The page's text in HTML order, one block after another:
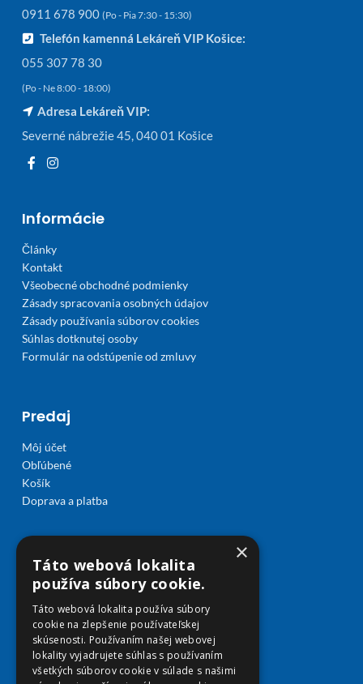
0911 678 900 (Po - Pia 7:30 - 15:30)
Telefón kamenná Lekáreň VIP Košice:
055 307 78 30
(Po - Ne 8:00 - 18:00)
Adresa Lekáreň VIP:
Severné nábrežie 45, 040 01 Košice
Informácie
Články
Kontakt
Všeobecné obchodné podmienky
Zásady spracovania osobných údajov
Zásady používania súborov cookies
Súhlas dotknutej osoby
Formulár na odstúpenie od zmluvy
Predaj
Môj účet
Obľúbené
Košík
Doprava a platba
×
Táto webová lokalita
používa súbory cookie.
Táto webová lokalita používa súbory
cookie na zlepšenie používateľskej
skúsenosti. Používaním našej webovej
lokality vyjadrujete súhlas s používaním
všetkých súborov cookie v súlade s našimi